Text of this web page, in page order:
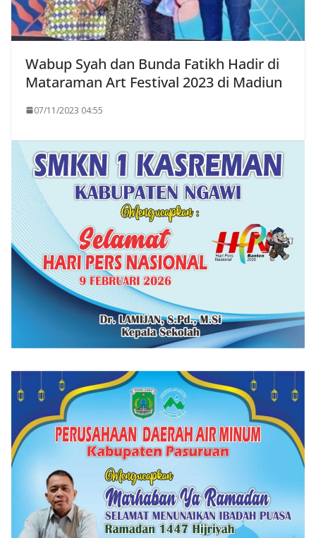
Wabup Syah dan Bunda Fatikh Hadir di
Mataraman Art Festival 2023 di Madiun
07/11/2023 04:55